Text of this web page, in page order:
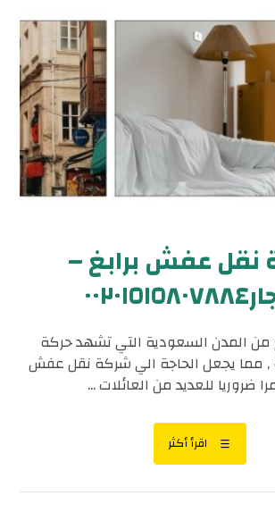
عفش برابغ –
من المدن السعودية التي تشهد حركة
مما يجعل الحاجة الي شركة نقل عفش
ضروريا للعديد من العائلات ...
اقرأ أكثر